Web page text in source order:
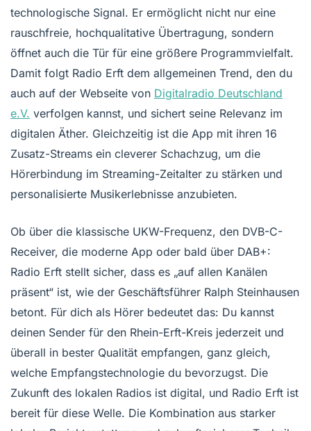
technologische Signal. Er ermöglicht nicht nur eine
rauschfreie, hochqualitative Übertragung, sondern
öffnet auch die Tür für eine größere Programmvielfalt.
Damit folgt Radio Erft dem allgemeinen Trend, den du
auch auf der Webseite von Digitalradio Deutschland
e.V. verfolgen kannst, und sichert seine Relevanz im
digitalen Äther. Gleichzeitig ist die App mit ihren 16
Zusatz-Streams ein cleverer Schachzug, um die
Hörerbindung im Streaming-Zeitalter zu stärken und
personalisierte Musikerlebnisse anzubieten.
Ob über die klassische UKW-Frequenz, den DVB-C-
Receiver, die moderne App oder bald über DAB+:
Radio Erft stellt sicher, dass es „auf allen Kanälen
präsent“ ist, wie der Geschäftsführer Ralph Steinhausen
betont. Für dich als Hörer bedeutet das: Du kannst
deinen Sender für den Rhein-Erft-Kreis jederzeit und
überall in bester Qualität empfangen, ganz gleich,
welche Empfangstechnologie du bevorzugst. Die
Zukunft des lokalen Radios ist digital, und Radio Erft ist
bereit für diese Welle. Die Kombination aus starker